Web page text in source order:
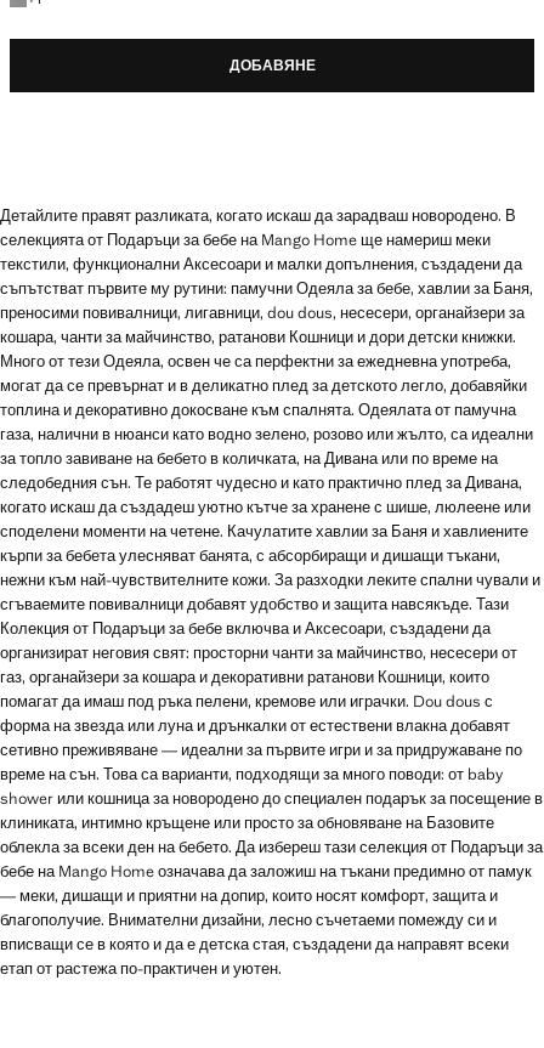
ДОБАВЯНЕ
Детайлите правят разликата, когато искаш да зарадваш новородено. В
селекцията от Подаръци за бебе на Mango Home ще намериш меки
текстили, функционални Аксесоари и малки допълнения, създадени да
съпътстват първите му рутини: памучни Одеяла за бебе, хавлии за Баня,
преносими повивалници, лигавници, dou dous, несесери, органайзери за
кошара, чанти за майчинство, ратанови Кошници и дори детски книжки.
Много от тези Одеяла, освен че са перфектни за ежедневна употреба,
могат да се превърнат и в деликатно плед за детското легло, добавяйки
топлина и декоративно докосване към спалнята. Одеялата от памучна
газа, налични в нюанси като водно зелено, розово или жълто, са идеални
за топло завиване на бебето в количката, на Дивана или по време на
следобедния сън. Те работят чудесно и като практично плед за Дивана,
когато искаш да създадеш уютно кътче за хранене с шише, люлеене или
споделени моменти на четене. Качулатите хавлии за Баня и хавлиените
кърпи за бебета улесняват банята, с абсорбиращи и дишащи тъкани,
нежни към най-чувствителните кожи. За разходки леките спални чували и
сгъваемите повивалници добавят удобство и защита навсякъде. Тази
Колекция от Подаръци за бебе включва и Аксесоари, създадени да
организират неговия свят: просторни чанти за майчинство, несесери от
газ, органайзери за кошара и декоративни ратанови Кошници, които
помагат да имаш под ръка пелени, кремове или играчки. Dou dous с
форма на звезда или луна и дрънкалки от естествени влакна добавят
сетивно преживяване — идеални за първите игри и за придружаване по
време на сън. Това са варианти, подходящи за много поводи: от baby
shower или кошница за новородено до специален подарък за посещение в
клиниката, интимно кръщене или просто за обновяване на Базовите
облекла за всеки ден на бебето. Да избереш тази селекция от Подаръци за
бебе на Mango Home означава да заложиш на тъкани предимно от памук
— меки, дишащи и приятни на допир, които носят комфорт, защита и
благополучие. Внимателни дизайни, лесно съчетаеми помежду си и
вписващи се в която и да е детска стая, създадени да направят всеки
етап от растежа по-практичен и уютен.